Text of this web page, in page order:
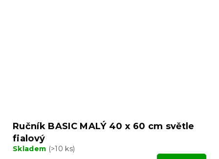
Ručník BASIC MALÝ 40 x 60 cm světle
fialový
Skladem (>10 ks)